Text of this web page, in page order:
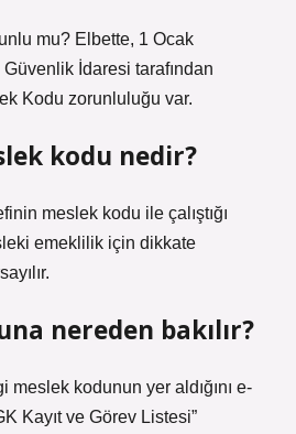
mu? Elbette, 1 Ocak
İdaresi tarafından
Kodu zorunluluğu var.
kodu nedir?
meslek kodu ile çalıştığı
emeklilik için dikkate
nereden bakılır?
kodunun yer aldığını e-
Kayıt ve Görev Listesi”